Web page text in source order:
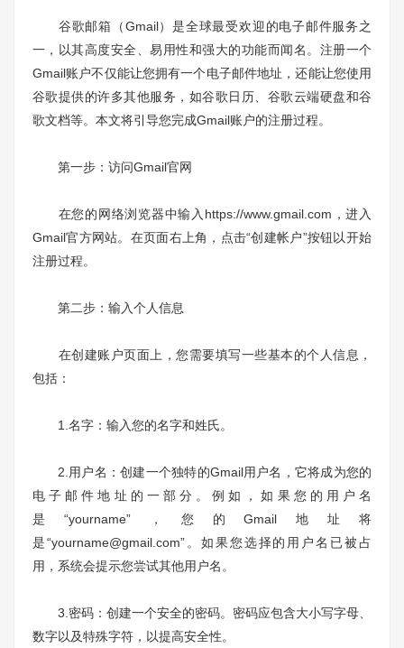
谷歌邮箱（Gmail）是全球最受欢迎的电子邮件服务之
一，以其高度安全、易用性和强大的功能而闻名。注册一个
Gmail账户不仅能让您拥有一个电子邮件地址，还能让您使用
谷歌提供的许多其他服务，如谷歌日历、谷歌云端硬盘和谷
歌文档等。本文将引导您完成Gmail账户的注册过程。
第一步：访问Gmail官网
在您的网络浏览器中输入https://www.gmail.com，进入
Gmail官方网站。在页面右上角，点击“创建帐户”按钮以开始
注册过程。
第二步：输入个人信息
在创建账户页面上，您需要填写一些基本的个人信息，
包括：
1.名字：输入您的名字和姓氏。
2.用户名：创建一个独特的Gmail用户名，它将成为您的
电子邮件地址的一部分。例如，如果您的用户名
是“yourname”，您的Gmail地址将
是“yourname@gmail.com”。如果您选择的用户名已被占
用，系统会提示您尝试其他用户名。
3.密码：创建一个安全的密码。密码应包含大小写字母、
数字以及特殊字符，以提高安全性。